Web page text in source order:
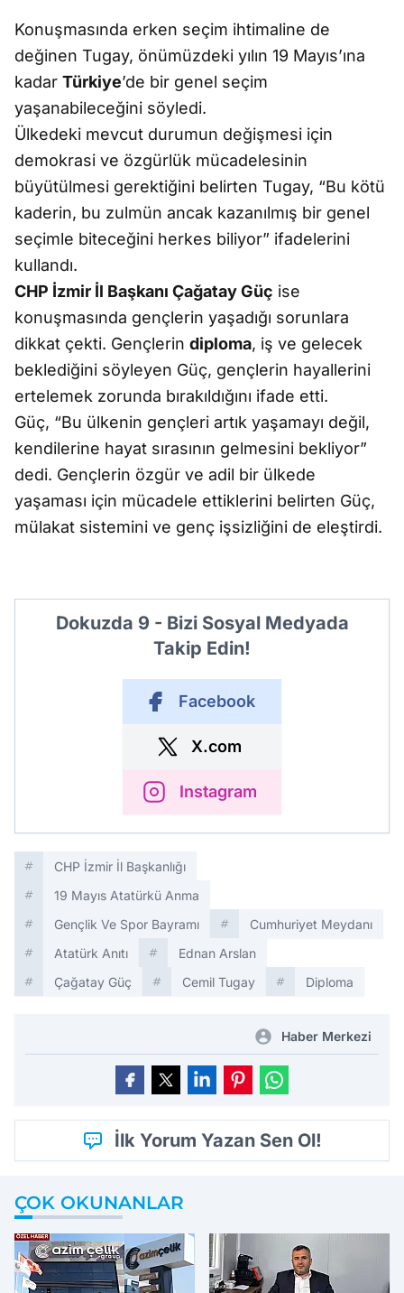
Konuşmasında erken seçim ihtimaline de
değinen Tugay, önümüzdeki yılın 19 Mayıs’ına
kadar Türkiye’de bir genel seçim
yaşanabileceğini söyledi.
Ülkedeki mevcut durumun değişmesi için
demokrasi ve özgürlük mücadelesinin
büyütülmesi gerektiğini belirten Tugay, “Bu kötü
kaderin, bu zulmün ancak kazanılmış bir genel
seçimle biteceğini herkes biliyor” ifadelerini
kullandı.
CHP İzmir İl Başkanı Çağatay Güç ise
konuşmasında gençlerin yaşadığı sorunlara
dikkat çekti. Gençlerin diploma, iş ve gelecek
beklediğini söyleyen Güç, gençlerin hayallerini
ertelemek zorunda bırakıldığını ifade etti.
Güç, “Bu ülkenin gençleri artık yaşamayı değil,
kendilerine hayat sırasının gelmesini bekliyor”
dedi. Gençlerin özgür ve adil bir ülkede
yaşaması için mücadele ettiklerini belirten Güç,
mülakat sistemini ve genç işsizliğini de eleştirdi.
Dokuzda 9 - Bizi Sosyal Medyada
Takip Edin!
Facebook
X.com
Instagram
CHP İzmir İl Başkanlığı
19 Mayıs Atatürkü Anma
Gençlik Ve Spor Bayramı
Cumhuriyet Meydanı
Atatürk Anıtı
Ednan Arslan
Çağatay Güç
Cemil Tugay Diploma
Haber Merkezi
İlk Yorum Yazan Sen Ol!
ÇOK OKUNANLAR